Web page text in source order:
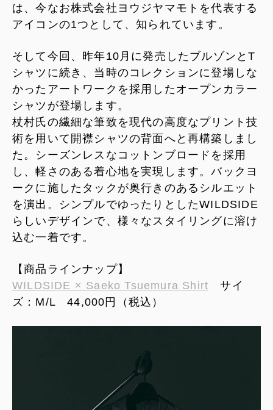
は、今なお株式会社ヨウジヤマモトを代表する
アイコンの1つとして、知られています。
そして今回、昨年10月に発売したブルゾンとT
シャツに続き、当時のコレクションに登場しな
かったアートワークを採用したオープンカラー
シャツが登場します。
杖村氏の繊細な筆致を現代の高度なプリント技
術を用いて開襟シャツの背面へと再構築しまし
た。シーズンレスなコットンブロードを採用
し、軽さのある着心地を実現します。バックヨ
ークに施したタックが奥行きのあるシルエット
を演出。シンプルでゆったりとしたWILDSIDE
らしいデザインで、様々なスタイリングに溶け
込む一着です。
【商品ラインナップ】
WILDSIDE × Saeko Tsuemura Shirt サイ
ズ：M/L 44,000円（税込）